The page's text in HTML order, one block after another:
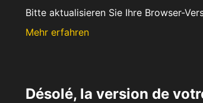
Bitte aktualisieren Sie Ihre Browser-
Mehr erfahren
Désolé, la version de